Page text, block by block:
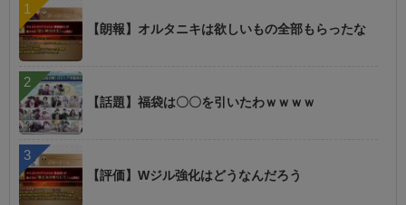
【朗報】オルタニキは欲しいもの全部もらったな
【話題】福袋は〇〇を引いたわｗｗｗｗ
【評価】Wジル強化はどうなんだろう